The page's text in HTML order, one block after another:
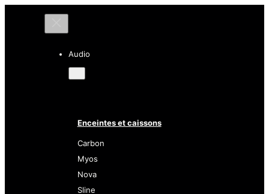
Audio
Enceintes et caissons
Carbon
Myos
Nova
Sline